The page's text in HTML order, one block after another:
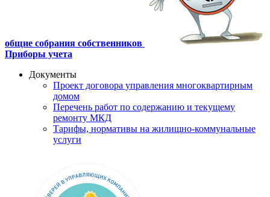
общие собрания собственников
Приборы учета
Документы
Проект договора управления многоквартирным
домом
Перечень работ по содержанию и текущему
ремонту МКД
Тарифы, нормативы на жилищно-коммунальные
услуги